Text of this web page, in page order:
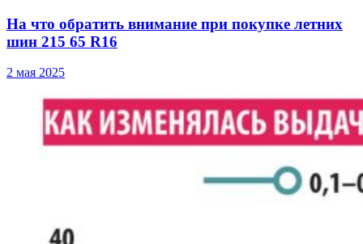
На что обратить внимание при покупке летних
шин 215 65 R16
2 мая 2025